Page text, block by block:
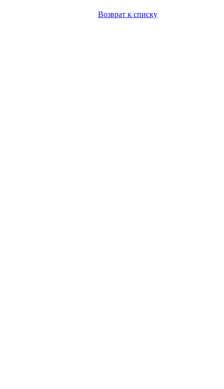
Возврат к списку